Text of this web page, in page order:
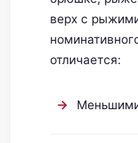
верх с
отличается: